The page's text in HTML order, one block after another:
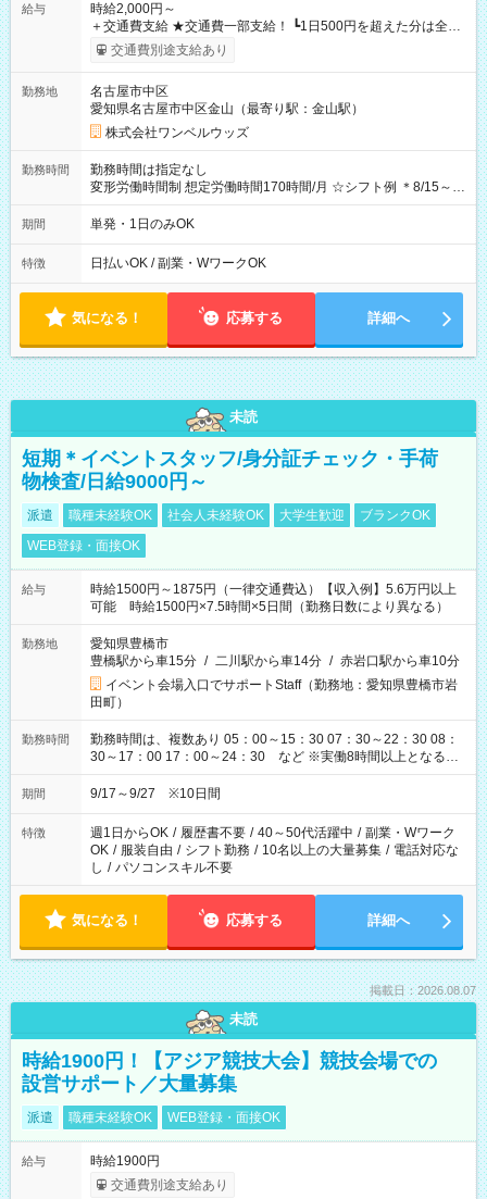
給与
時給2,000円～
＋交通費支給 ★交通費一部支給！ ┗1日500円を超えた分は全額
支給！ ※往復500円以内の方は自己負担となります ★日払い
OK！（規定あり） ┗働いたその日に現金GET♪ お仕事後はコン
期間なし
交通費別途支給あり
勤務地
名古屋市中区
愛知県名古屋市中区金山（最寄り駅：金山駅）
株式会社ワンベルウッズ
勤務時間
勤務時間は指定なし
変形労働時間制 想定労働時間170時間/月 ☆シフト例 ＊8/15～
10/26 全日共通 08：00～12：00 17：00～21：00 ＊8/31
～9/19のみ下記シフトもあります！ 12：00～16：00 ＊9/6～
00
期間 単発・1日のみOK
特徴 日払いOK / 副業・WワークOK
気になる！ 応募する 詳細へ
未読
短期＊イベントスタッフ/身分証チェック・手荷
物検査/日給9000円～
派遣 職種未経験OK 社会人未経験OK 大学生歓迎
ブランクOK
WEB登録・面接OK
給与
時給1500円～1875円（一律交通費込）【収入例】5.6万円以上
可能 時給1500円×7.5時間×5日間（勤務日数により異なる）
勤務地
愛知県豊橋市
豊橋駅から車15分 / 二川駅から車14分 / 赤岩口駅から車10分
イベント会場入口でサポートStaff（勤務地：愛知県豊橋市岩
田町）
勤務時間
勤務時間は、複数あり 05：00～15：30 07：30～22：30 08：
30～17：00 17：00～24：30 など ※実働8時間以上となる勤
務もあります。 【休憩】60分+他休憩あり 交替で取得します。
安全面に配慮しこまめな休憩があります。
期間 9/17～9/27 ※10日間
特徴 週1日からOK / 履歴書不要 / 40～50代活躍中 / 副業・Wワーク
OK / 服装自由 / シフト勤務 / 10名以上の大量募集 / 電話対応な
し / パソコンスキル不要
気になる！ 応募する 詳細へ
掲載日：2026.08.07
未読
時給1900円！【アジア競技大会】競技会場での
設営サポート／大量募集
派遣 職種未経験OK WEB登録・面接OK
給与
時給1900円
交通費別途支給あり